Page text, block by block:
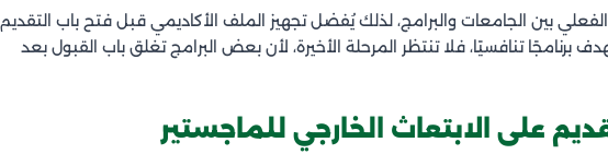
بين الجامعات والبرامج، لذلك يُفضل تجهيز الملف الأكاديمي قبل فتح باب التقديم
برنامجًا تنافسيًا، فلا تنتظر المرحلة الأخيرة، لأن بعض البرامج تغلق باب القبول بعد
على الابتعاث الخارجي للماجستير